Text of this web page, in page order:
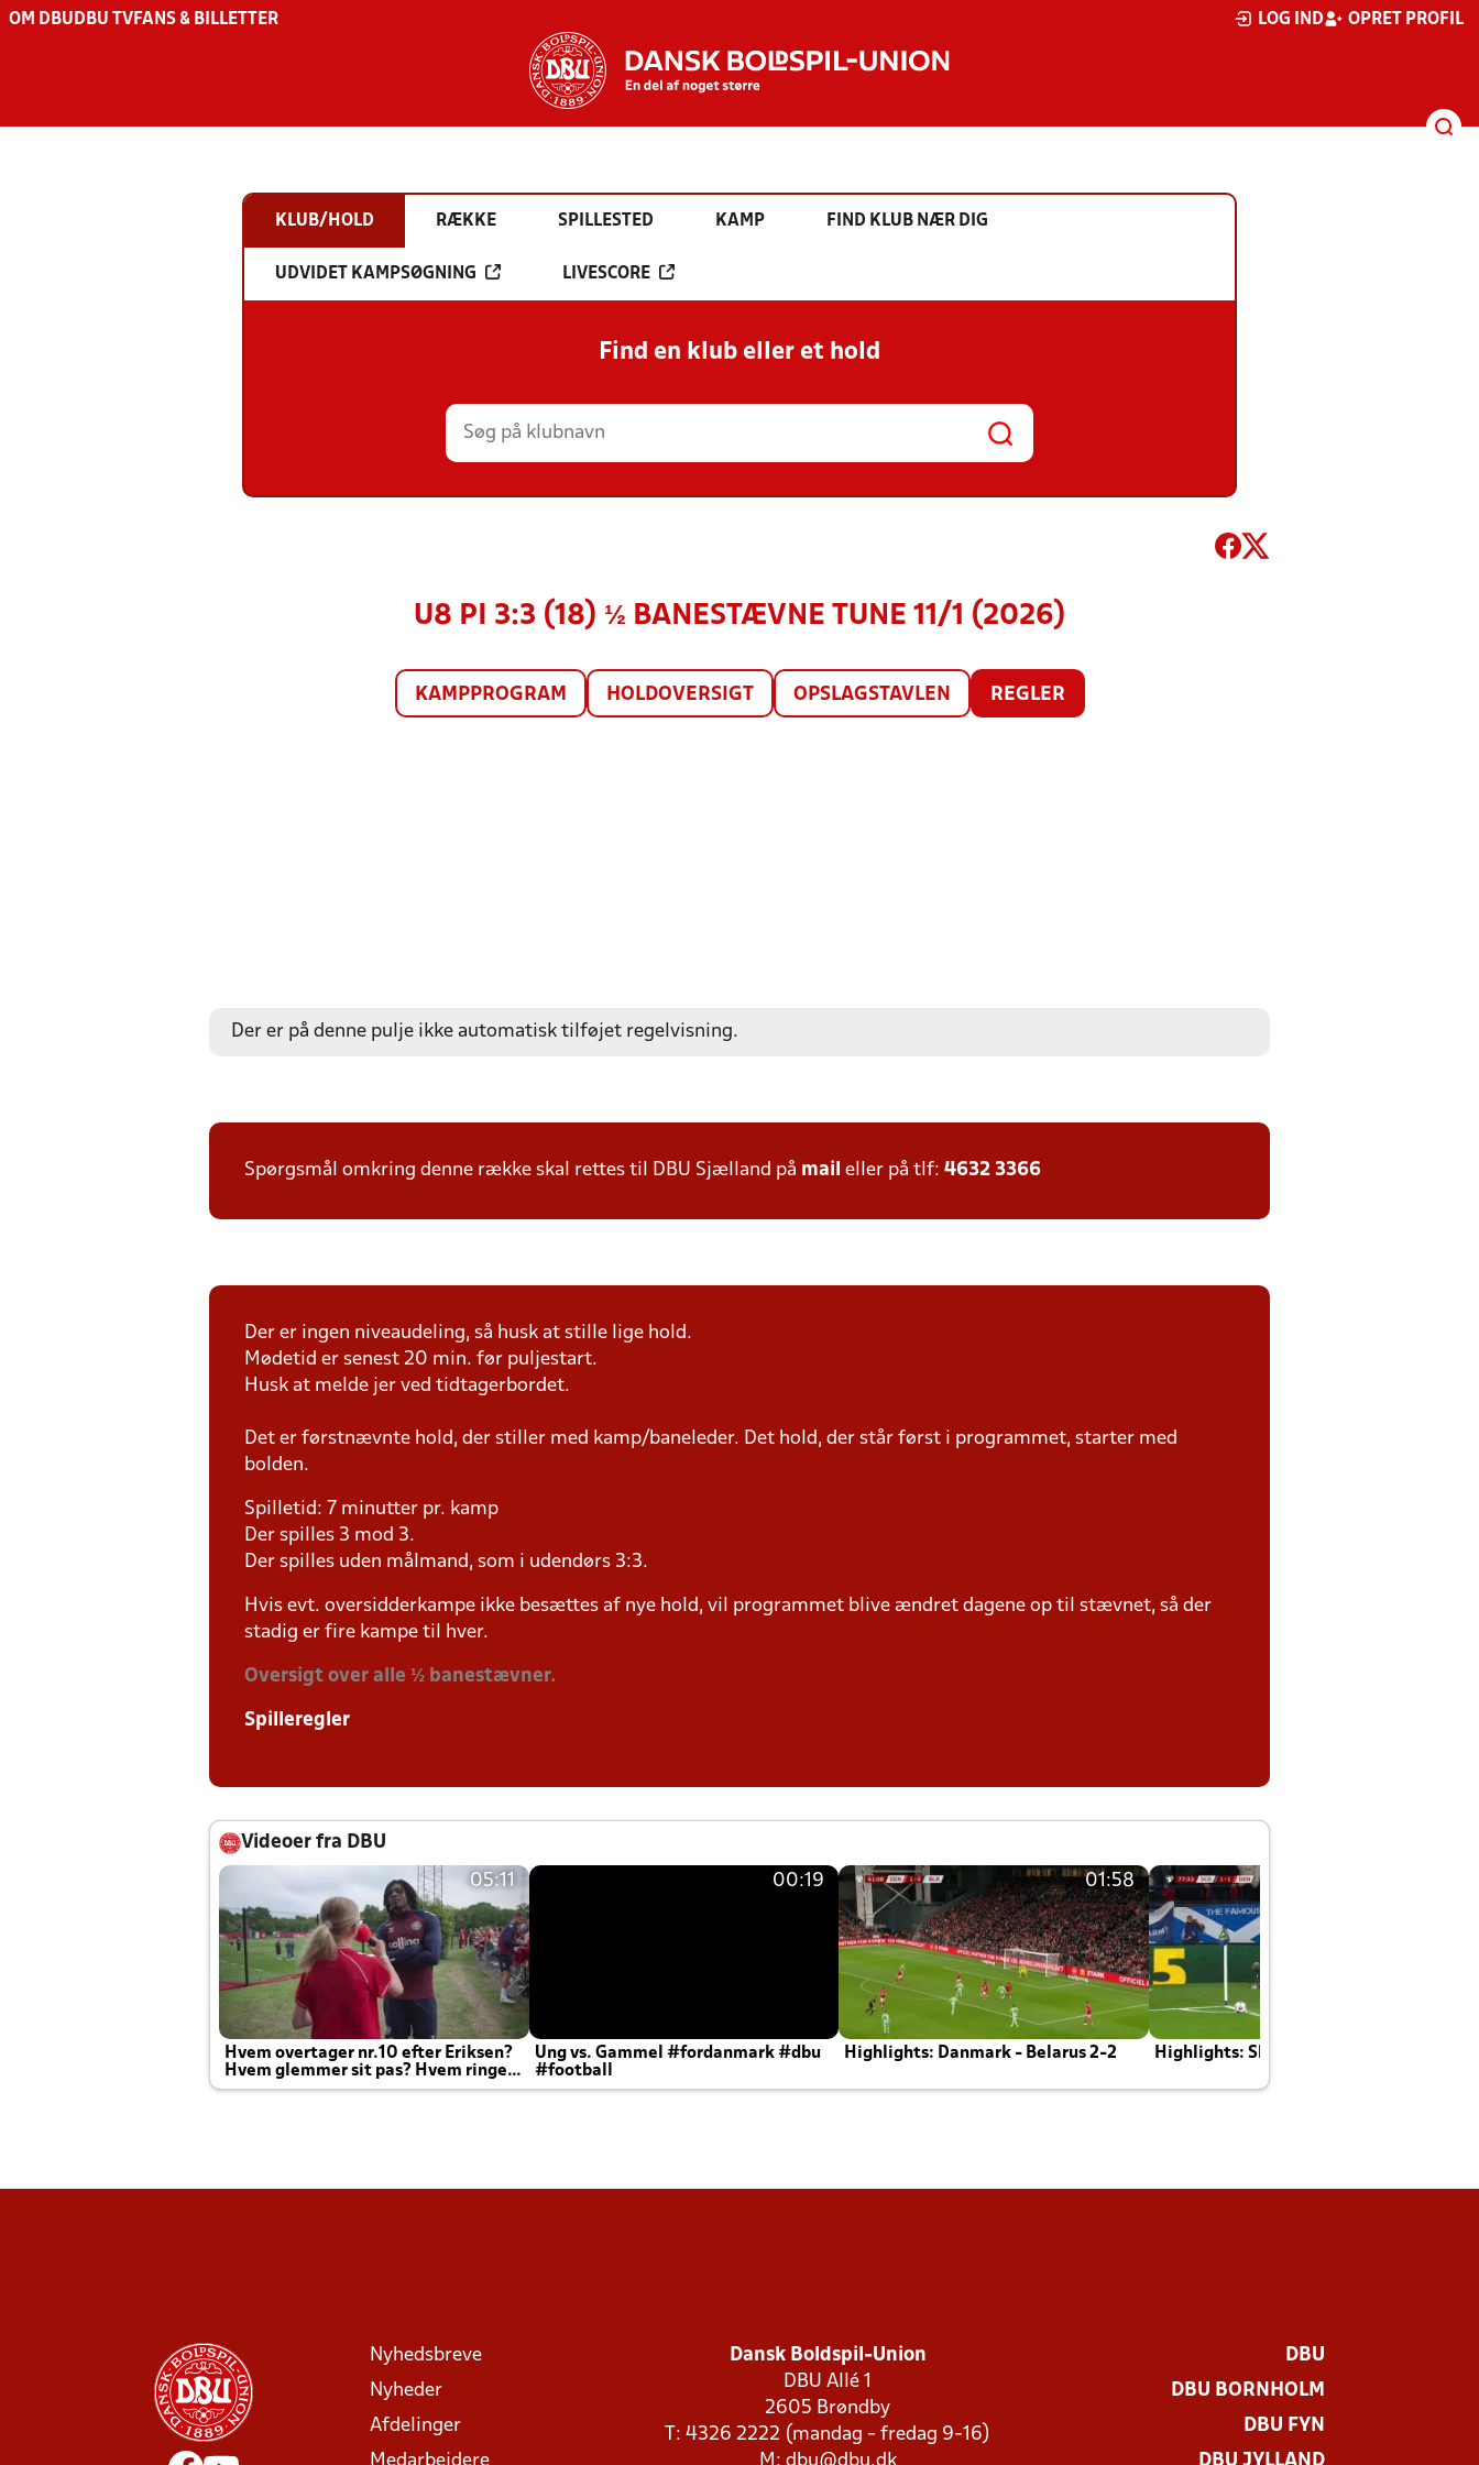
OM DBU DBU TV FANS & BILLETTER LOG IND OPRET PROFIL
KLUB/HOLD RÆKKE SPILLESTED KAMP FIND KLUB NÆR DIG
UDVIDET KAMPSØGNING LIVESCORE
Find en klub eller et hold
U8 PI 3:3 (18) ½ BANESTÆVNE TUNE 11/1 (2026)
KAMPPROGRAM HOLDOVERSIGT OPSLAGSTAVLEN REGLER
Der er på denne pulje ikke automatisk tilføjet regelvisning.
Spørgsmål omkring denne række skal rettes til DBU Sjælland på mail eller på tlf: 4632 3366
Der er ingen niveaudeling, så husk at stille lige hold.
Mødetid er senest 20 min. før puljestart.
Husk at melde jer ved tidtagerbordet.
Det er førstnævnte hold, der stiller med kamp/baneleder. Det hold, der står først i programmet, starter med
bolden.
Spilletid: 7 minutter pr. kamp
Der spilles 3 mod 3.
Der spilles uden målmand, som i udendørs 3:3.
Hvis evt. oversidderkampe ikke besættes af nye hold, vil programmet blive ændret dagene op til stævnet, så der
stadig er fire kampe til hver.
Oversigt over alle ½ banestævner.
Spilleregler
Videoer fra DBU
05:11
Hvem overtager nr.10 efter Eriksen?
Hvem glemmer sit pas? Hvem ringer
Joachim altid til efter kampe?
00:19
Ung vs. Gammel #fordanmark #dbu
#football
01:58
Highlights: Danmark - Belarus 2-2 Highlights: Skotland - Danmark 4-2
Nyhedsbreve
Nyheder
Afdelinger
Dansk Boldspil-Union
DBU Allé 1
2605 Brøndby
T: 4326 2222 (mandag - fredag 9-16)
DBU
DBU BORNHOLM
DBU FYN